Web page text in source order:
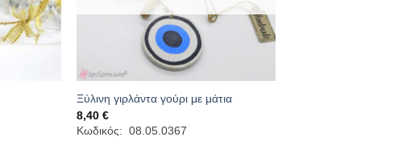
Ξύλινη γιρλάντα γούρι με μάτια
8,40€
Κωδικός: 08.05.0367